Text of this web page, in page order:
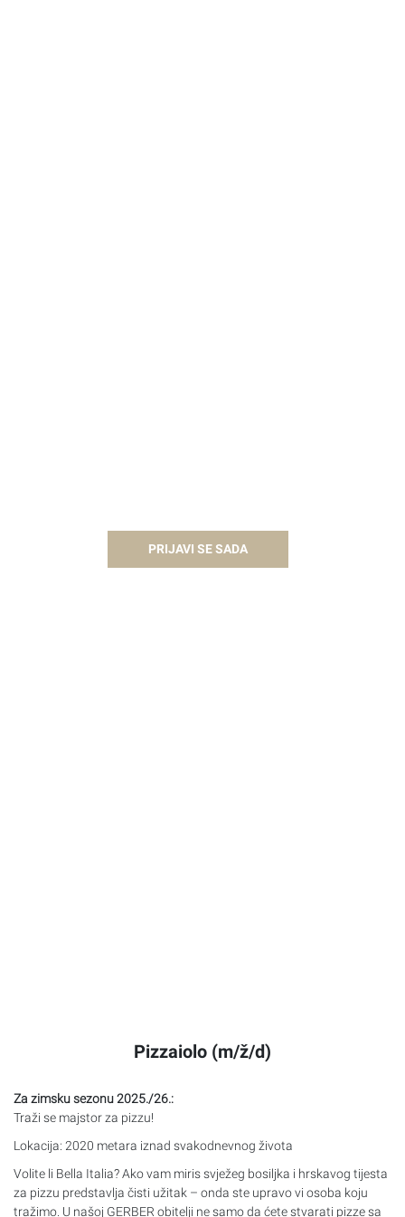
PRIJAVI SE SADA
Pizzaiolo (m/ž/d)
Za zimsku sezonu 2025./26.:
Traži se majstor za pizzu!
Lokacija: 2020 metara iznad svakodnevnog života
Volite li Bella Italia? Ako vam miris svježeg bosiljka i hrskavog tijesta
za pizzu predstavlja čisti užitak – onda ste upravo vi osoba koju
tražimo. U našoj GERBER obitelji ne samo da ćete stvarati pizze sa